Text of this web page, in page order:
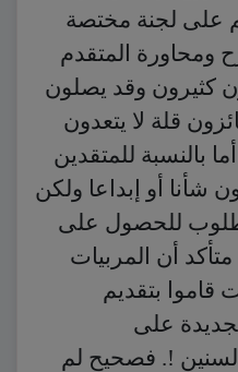
على لجنة مختصة
ومحاورة المتقدم
كثيرون وقد يصلون
قلة لا يتعدون
بالنسبة للمتقدين
شأنا أو إبداعا ولكن
للحصول على
متأكد أن المربيات
قاموا بتقديم
على
!. فصحيح لم